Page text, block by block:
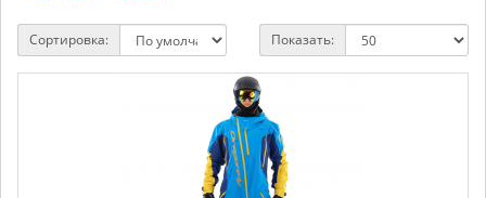
Сортировка: Показать: